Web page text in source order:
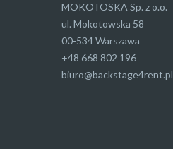
MOKOTOSKA Sp. z o.o.
ul. Mokotowska 58
00-534 Warszawa
+48 668 802 196
biuro@backstage4rent.pl